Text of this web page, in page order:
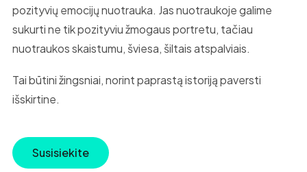
pozityvių emocijų nuotrauka. Jas nuotraukoje galime
sukurti ne tik pozityviu žmogaus portretu, tačiau
nuotraukos skaistumu, šviesa, šiltais atspalviais.
Tai būtini žingsniai, norint paprastą istoriją paversti
išskirtine.
Susisiekite